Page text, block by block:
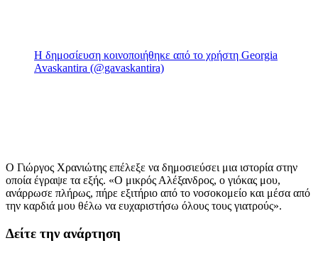
Η δημοσίευση κοινοποιήθηκε από το χρήστη Georgia
Avaskantira (@gavaskantira)
O Γιώργος Χρανιώτης επέλεξε να δημοσιεύσει μια ιστορία στην
οποία έγραψε τα εξής. «Ο μικρός Αλέξανδρος, ο γιόκας μου,
ανάρρωσε πλήρως, πήρε εξιτήριο από το νοσοκομείο και μέσα από
την καρδιά μου θέλω να ευχαριστήσω όλους τους γιατρούς».
Δείτε την ανάρτηση